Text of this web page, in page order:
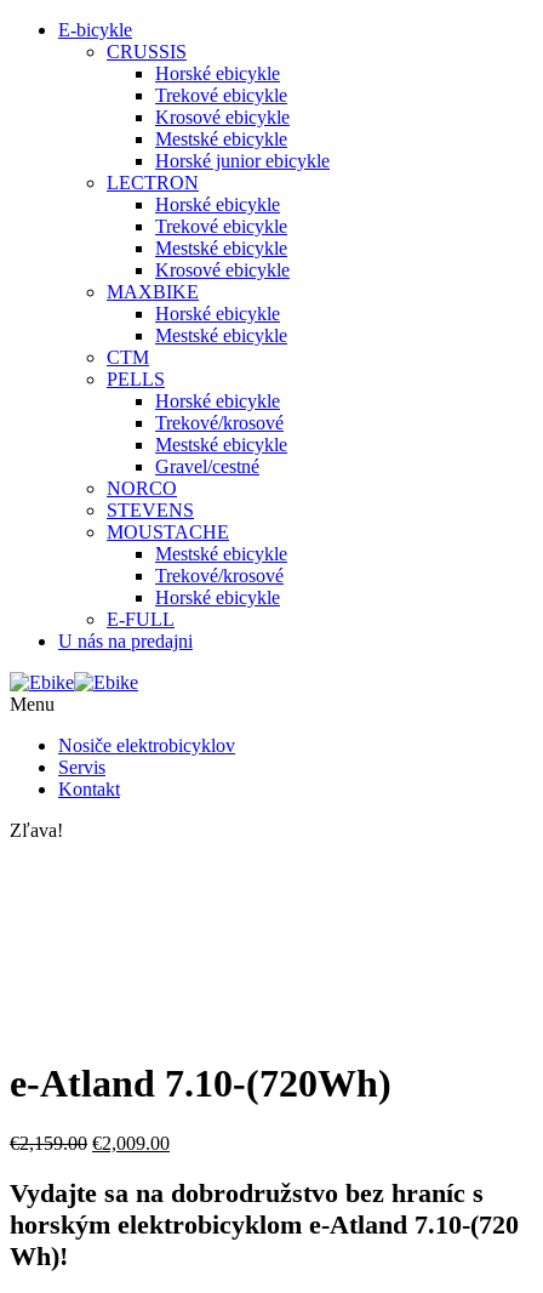
E-bicykle
CRUSSIS
Horské ebicykle
Trekové ebicykle
Krosové ebicykle
Mestské ebicykle
Horské junior ebicykle
LECTRON
Horské ebicykle
Trekové ebicykle
Mestské ebicykle
Krosové ebicykle
MAXBIKE
Horské ebicykle
Mestské ebicykle
CTM
PELLS
Horské ebicykle
Trekové/krosové
Mestské ebicykle
Gravel/cestné
NORCO
STEVENS
MOUSTACHE
Mestské ebicykle
Trekové/krosové
Horské ebicykle
E-FULL
U nás na predajni
Menu
Nosiče elektrobicyklov
Servis
Kontakt
Zľava!
e-Atland 7.10-(720Wh)
€2,159.00 €2,009.00
Vydajte sa na dobrodružstvo bez hraníc s
horským elektrobicyklom e-Atland 7.10-(720
Wh)!